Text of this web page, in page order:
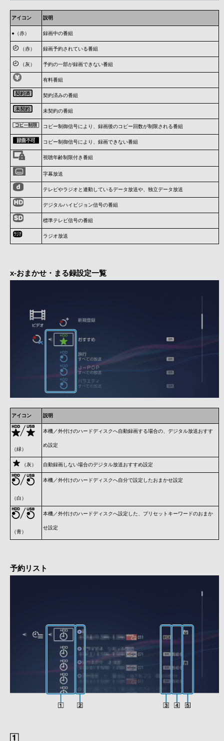
アイコン 説明
●（赤） 録画中の番組
（赤） 録画予約されている番組
（灰） 予約の一部が録画できない番組
有料番組
契約済みの番組
未契約の番組
コピー制御信号により、録画後のコピー回数が制限される番組
コピー制御信号により、録画できない番組
視聴年齢制限付き番組
字幕放送
テレビやラジオと連動しているデータ放送や、独立データ放送
デジタルハイビジョン信号の番組
標準テレビ信号の番組
ラジオ放送
x-おまかせ・まる録設定一覧
アイコン 説明
（緑）
本機／外付けのハードディスクへ自動録画する場合の、デジタル放送おすす
め設定
（灰） 自動録画しない場合のデジタル放送おすすめ設定
（白）
本機／外付けのハードディスクへ自分で設定したおまかせ設定
（青）
本機／外付けのハードディスクへ設定した、プリセットキーワードのおまか
せ設定
予約リスト